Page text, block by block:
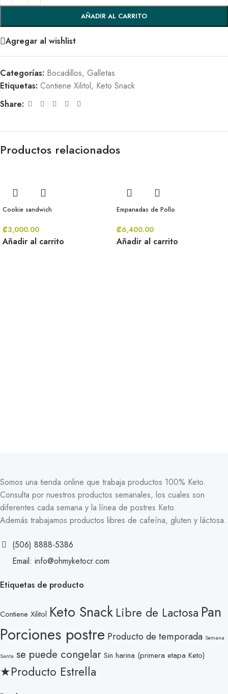
AÑADIR AL CARRITO
Agregar al wishlist
Categorías: Bocadillos, Galletas
Etiquetas: Contiene Xilitol, Keto Snack
Share:
Productos relacionados
Cookie sandwich
₡3,000.00
Añadir al carrito
Empanadas de Pollo
₡6,400.00
Añadir al carrito
Somos una tienda online que trabaja productos 100% Keto.
Consulta por nuestros productos semanales, los cuales son
diferentes cada semana y la línea de postres Keto.
Además trabajamos productos libres de cafeína, gluten y láctosa.
(506) 8888-5386
Email: info@ohmyketocr.com
Etiquetas de producto
Contiene Xilitol Keto Snack Libre de Lactosa Pan
Porciones postre Producto de temporada Semana
Santa se puede congelar Sin harina (primera etapa Keto)
★Producto Estrella